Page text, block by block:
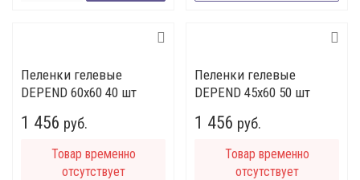
Пеленки гелевые
DEPEND 60х60 40 шт
1 456 руб.
Товар временно
отсутствует
Пеленки гелевые
DEPEND 45х60 50 шт
1 456 руб.
Товар временно
отсутствует